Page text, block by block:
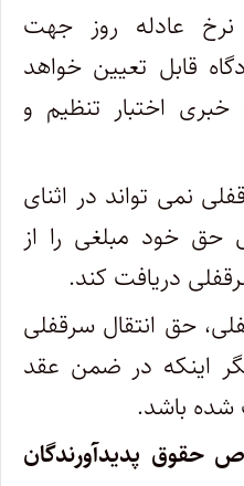
نرخ عادله روز جهت
قابل تعیین خواهد
اختبار تنظیم و
نمی تواند در اثنای
حق خود مبلغی را از
دریافت کند.
حق انتقال سرقفلی
اینکه در ضمن عقد
شده باشد.
حقوق پدیدآورندگان